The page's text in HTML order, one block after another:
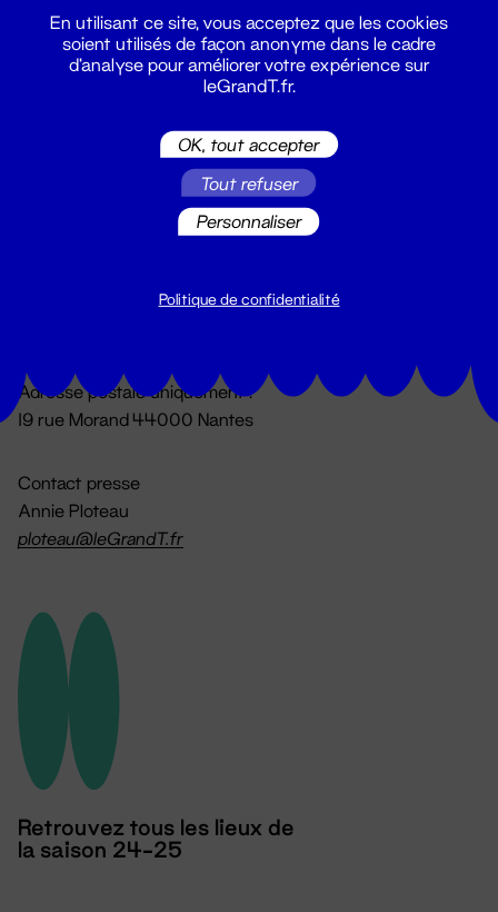
Du lundi au vendredi 14h → 18h
Adresse postale uniquement :
19 rue Morand 44000 Nantes
Contact presse
Annie Ploteau
ploteau@leGrandT.fr
Retrouvez tous les lieux de
la saison 24-25
En utilisant ce site, vous acceptez que les cookies
soient utilisés de façon anonyme dans le cadre
d'analyse pour améliorer votre expérience sur
leGrandT.fr.
OK, tout accepter
Tout refuser
Personnaliser
Politique de confidentialité